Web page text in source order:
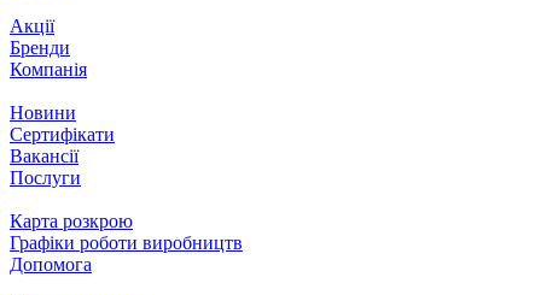
Акції
Бренди
Компанія
Новини
Сертифікати
Вакансії
Послуги
Карта розкрою
Графіки роботи виробництв
Допомога